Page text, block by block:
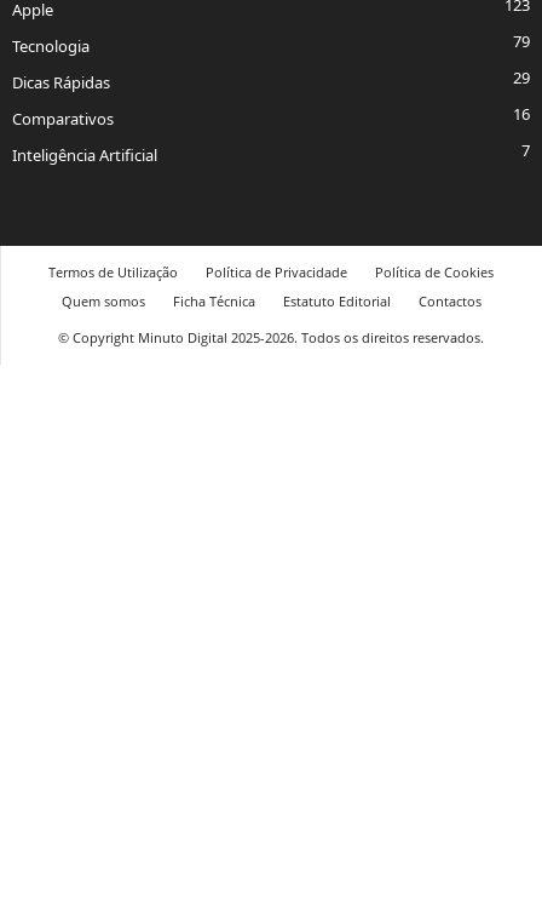
Apple
123
Tecnologia
79
Dicas Rápidas
29
Comparativos
16
Inteligência Artificial
7
Termos de Utilização Política de Privacidade
Política de Cookies
Quem somos
Ficha Técnica Estatuto Editorial
Contactos
© Copyright Minuto Digital 2025-2026. Todos os direitos reservados.